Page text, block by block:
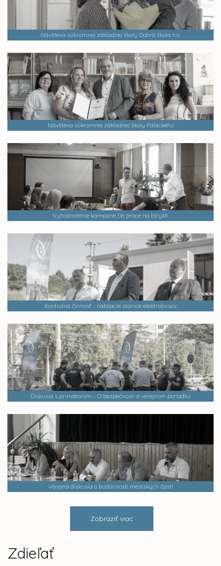
Návšteva súkromnej základnej školy Dobrá škola n.o.
Návšteva súkromnej základnej školy Palackého
Vyhodnotenie kampane Do práce na bicykli
Kontrolná činnosť - nabíjacie stanice elektrobusov
Diskusia s primátorom – O bezpečnosti a verejnom poriadku
Verejná diskusia o budúcnosti mestských častí
Zobraziť viac
Zdieľať